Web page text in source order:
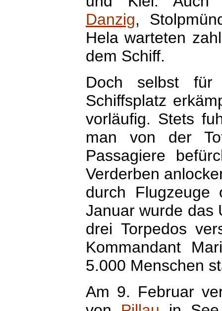
Danzig,
Hela warteten
dem Schiff.
Doch selbst
Schiffsplatz
vorläufig. Stets
man von der
Passagiere
Verderben
durch
Januar wurde das
drei Torpedos
Kommandant
5.000 Menschen
Am 9. Februar